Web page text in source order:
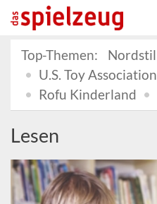
Top-Themen:
Nordstil
U.S. Toy Association
Rofu Kinderland
Lesen